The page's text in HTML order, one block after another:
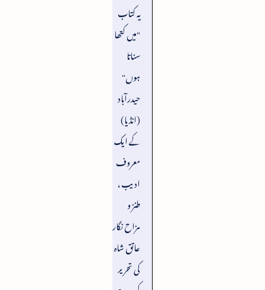
یہ کتاب
"میں کتھا
سناتا
ہوں"
حیدرآباد
(انڈیا)
کے ایک
معروف
ادیب ،
طنز و
مزاح نگار
عاتق شاہ
کی تحریر